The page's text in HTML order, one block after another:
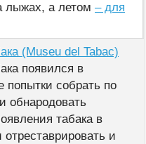
лыжах, а летом – для
(Museu del Tabac)
появился в
попытки собрать по
обнародовать
табака в
и